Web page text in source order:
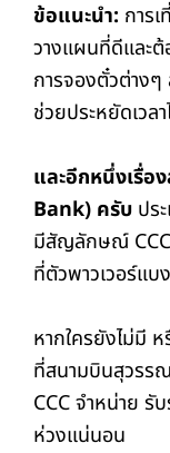
ข้อแนะนำ: การ
วางแผนที่ดีและต้
การจองตั๋วต่างๆ
ช่วยประหยัดเวล
และอีกหนึ่งเรื่อ
Bank) ครับ ปร
มีสัญลักษณ์
ที่ตัวพาวเวอร์แบ
หากใครยังไม่มี
ที่สนามบินสุวร
CCC จำหน่าย รั
ห่วงแน่นอน